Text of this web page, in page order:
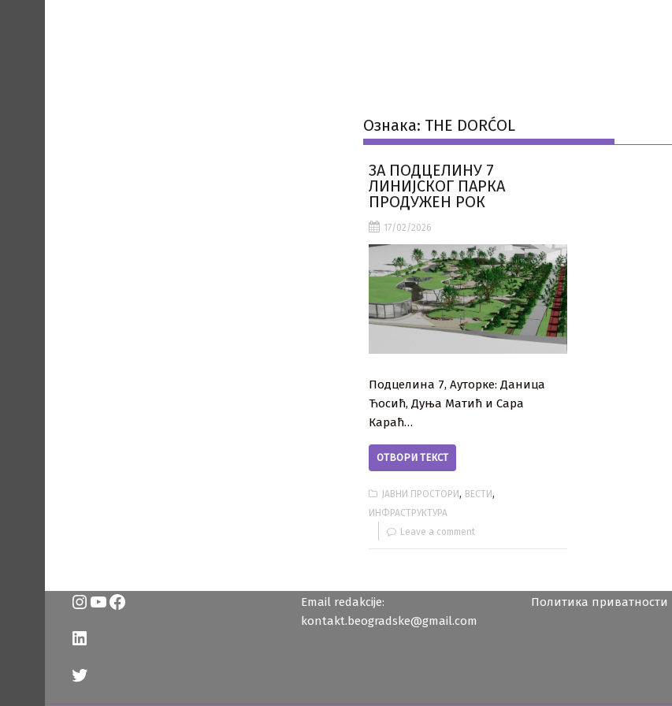
Ознака: THE DORĆOL
ЗА ПОДЦЕЛИНУ 7
ЛИНИЈСКОГ ПАРКА
ПРОДУЖЕН РОК
17/02/2026
Подцелина 7, Ауторке: Даница
Ћосић, Дуња Матић и Сара
Караћ…
ОТВОРИ ТЕКСТ
ЈАВНИ ПРОСТОРИ, ВЕСТИ,
ИНФРАСТРУКТУРА
Leave a comment
Instagram
YouTube
Facebook
LinkedIn
Twitter
Email redakcije:
kontakt.beogradske@gmail.com
Политика приватности